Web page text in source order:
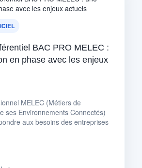
BAC PRO MELEC :
en phase avec les enjeux
MELEC (Métiers de
ses Environnements Connectés)
aux besoins des entreprises